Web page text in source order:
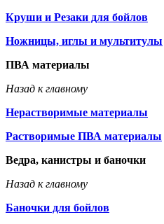
Круши и Резаки для бойлов
Ножницы, иглы и мультитулы
ПВА материалы
Назад к главному
Нерастворимые материалы
Растворимые ПВА материалы
Ведра, канистры и баночки
Назад к главному
Баночки для бойлов